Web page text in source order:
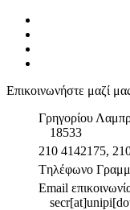
Επικοινωνήστε μαζί
Γρηγορίου
18533
210 4142175,
Tηλέφωνο
Email